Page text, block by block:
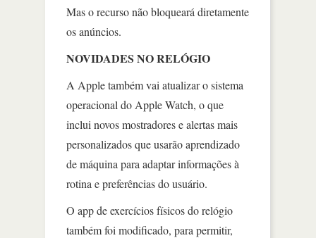
Mas o recurso não bloqueará diretamente
os anúncios.
NOVIDADES NO RELÓGIO
A Apple também vai atualizar o sistema
operacional do Apple Watch, o que
inclui novos mostradores e alertas mais
personalizados que usarão aprendizado
de máquina para adaptar informações à
rotina e preferências do usuário.
O app de exercícios físicos do relógio
também foi modificado, para permitir,